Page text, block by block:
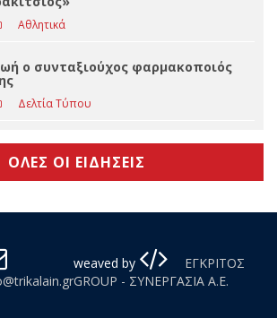
Τοπικά - Θεσσαλικά
στο Δημοτικό Στάδιο Καλαμπάκας
Αθλητικά
ο συνταξιούχος φαρμακοποιός
Δελτία Τύπου